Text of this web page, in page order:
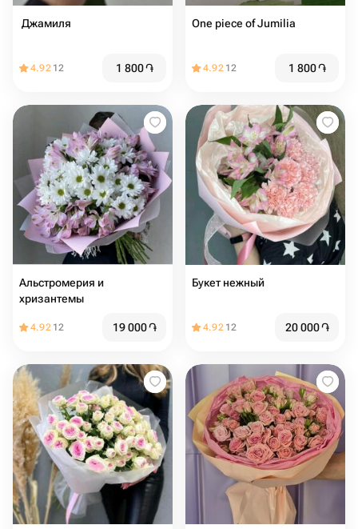
️ Джамиля
4.92 12 1 800֏
One piece of Jumilia
4.92 12 1 800֏
Альстромерия и
хризантемы
4.92 12 19 000֏
Букет нежный
4.92 12 20 000֏